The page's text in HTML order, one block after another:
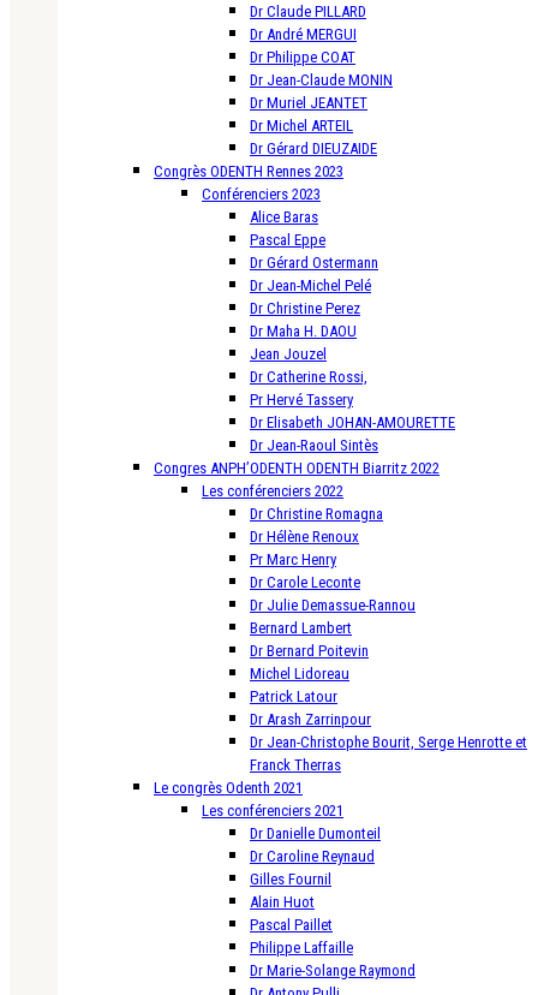
Dr Claude PILLARD
Dr André MERGUI
Dr Philippe COAT
Dr Jean-Claude MONIN
Dr Muriel JEANTET
Dr Michel ARTEIL
Dr Gérard DIEUZAIDE
Congrès ODENTH Rennes 2023
Conférenciers 2023
Alice Baras
Pascal Eppe
Dr Gérard Ostermann
Dr Jean-Michel Pelé
Dr Christine Perez
Dr Maha H. DAOU
Jean Jouzel
Dr Catherine Rossi,
Pr Hervé Tassery
Dr Elisabeth JOHAN-AMOURETTE
Dr Jean-Raoul Sintès
Congres ANPH’ODENTH ODENTH Biarritz 2022
Les conférenciers 2022
Dr Christine Romagna
Dr Hélène Renoux
Pr Marc Henry
Dr Carole Leconte
Dr Julie Demassue-Rannou
Bernard Lambert
Dr Bernard Poitevin
Michel Lidoreau
Patrick Latour
Dr Arash Zarrinpour
Dr Jean-Christophe Bourit, Serge Henrotte et
Franck Therras
Le congrès Odenth 2021
Les conférenciers 2021
Dr Danielle Dumonteil
Dr Caroline Reynaud
Gilles Fournil
Alain Huot
Pascal Paillet
Philippe Laffaille
Dr Marie-Solange Raymond